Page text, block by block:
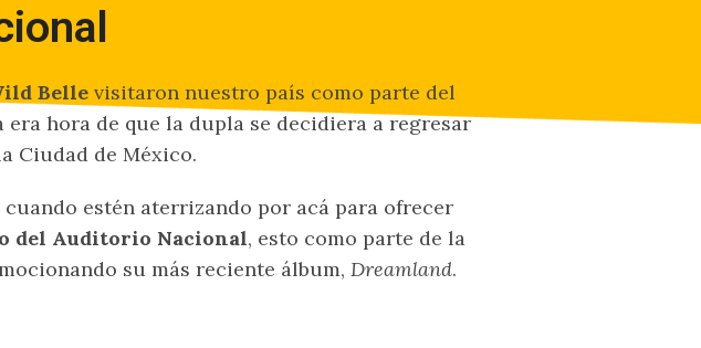
Belle visitaron nuestro país como parte del
era hora de que la dupla se decidiera a regresar
Ciudad de México.
estén aterrizando por acá para ofrecer
del Auditorio Nacional, esto como parte de la
su más reciente álbum, Dreamland.